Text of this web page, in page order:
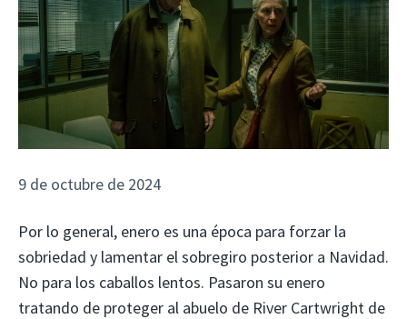
9 de octubre de 2024
Por lo general, enero es una época para forzar la
sobriedad y lamentar el sobregiro posterior a Navidad.
No para los caballos lentos. Pasaron su enero
tratando de proteger al abuelo de River Cartwright de